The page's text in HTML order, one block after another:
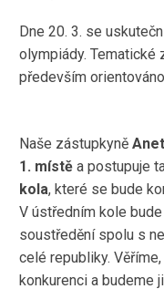
Dne 20. 3. se
olympiády. Tematické
především
Naše zástupkyně
1. místě a postupuje
kola, které se bude
V ústředním kole
soustředění spolu s
celé republiky.
konkurenci a budeme